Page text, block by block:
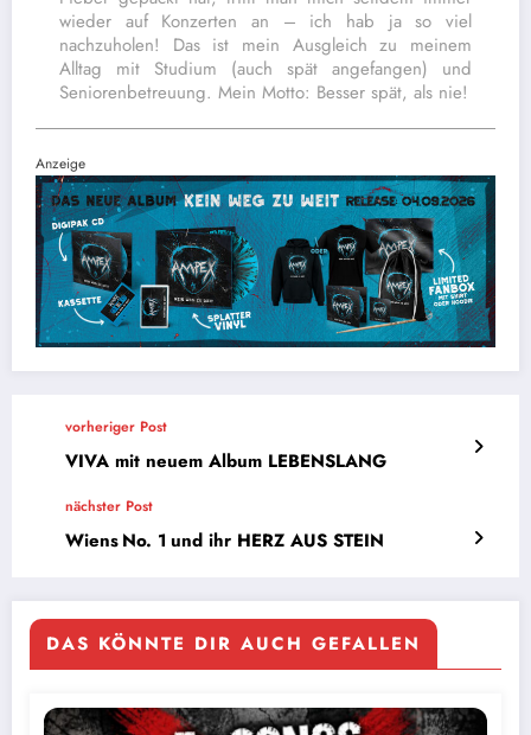
wieder auf Konzerten an – ich hab ja so viel
nachzuholen! Das ist mein Ausgleich zu meinem
Alltag mit Studium (auch spät angefangen) und
Seniorenbetreuung. Mein Motto: Besser spät, als nie!
Anzeige
vorheriger Post
VIVA mit neuem Album LEBENSLANG
nächster Post
Wiens No. 1 und ihr HERZ AUS STEIN
DAS KÖNNTE DIR AUCH GEFALLEN